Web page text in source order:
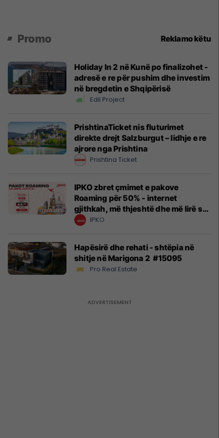
Promo Reklamo këtu
Holiday In 2 në Kunë po finalizohet -
adresë e re për pushim dhe investim
në bregdetin e Shqipërisë
Edil Project
PrishtinaTicket nis fluturimet
direkte drejt Salzburgut – lidhje e re
ajrore nga Prishtina
Prishtina Ticket
IPKO zbret çmimet e pakove
Roaming për 50% - internet
gjithkah, më thjeshtë dhe më lirë se
kurrë!IPKO
Hapësirë dhe rehati - shtëpia në
shitje në Marigona 2 #15095
Pro Real Estate